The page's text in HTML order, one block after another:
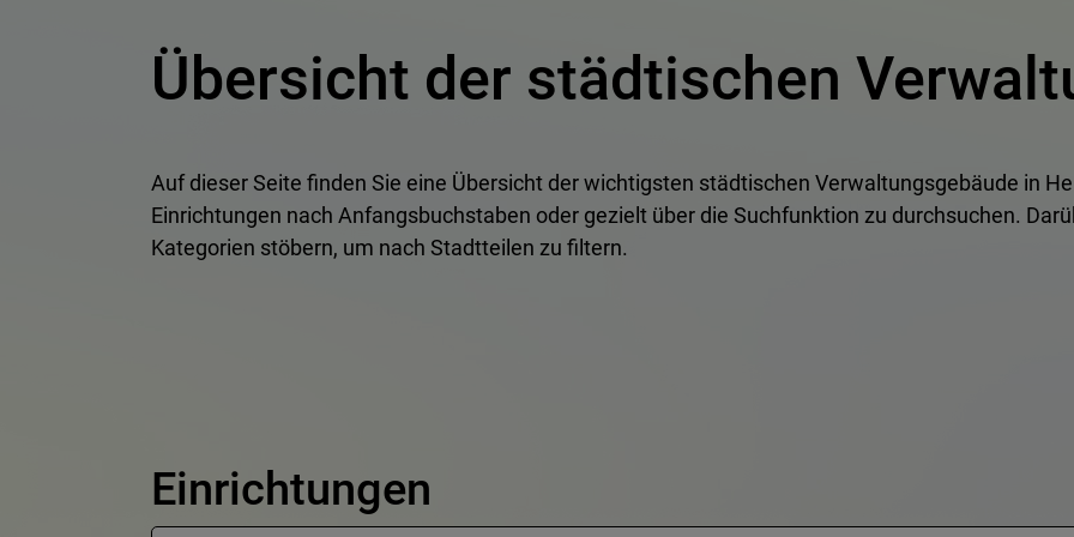
Übersicht der städtischen
Auf dieser Seite finden Sie eine Übersicht der wichtigsten städtischen Verwaltungsgebäude in
Einrichtungen nach Anfangsbuchstaben oder gezielt über die Suchfunktion zu durchsuchen.
Kategorien stöbern, um nach Stadtteilen zu filtern.
Einrichtungen